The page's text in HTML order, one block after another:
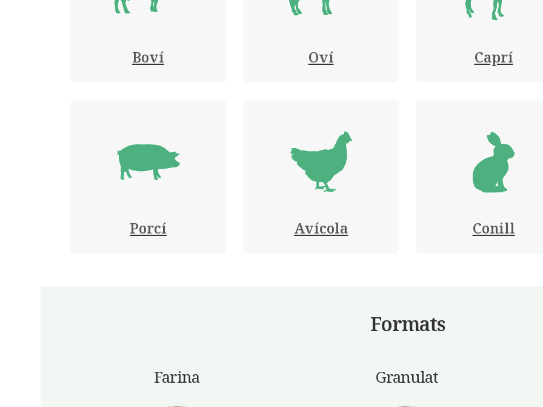
Boví Oví Caprí
Porcí Avícola Conill
Formats
Farina Granulat